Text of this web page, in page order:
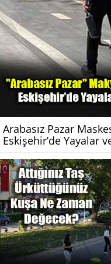
Arabasız Pazar
Eskişehir’de Yayalar